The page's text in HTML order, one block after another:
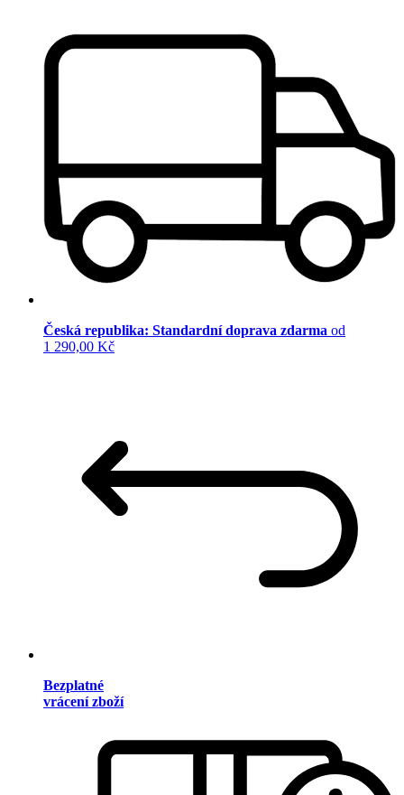
Česká republika: Standardní doprava zdarma od
1 290,00 Kč
Bezplatné
vrácení zboží